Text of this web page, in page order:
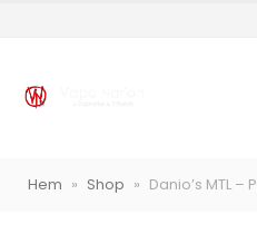
Hem » Shop » Danio’s MTL –